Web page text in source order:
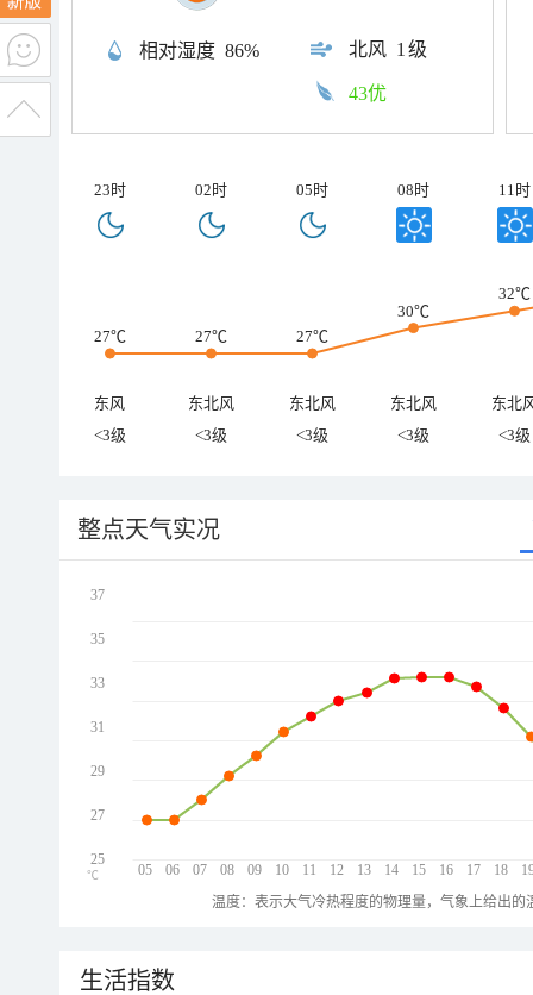
相对湿度 86% 北风 1级
43优
23时 02时 05时 08时 11时
27℃ 27℃ 27℃
30℃
32℃
东风 东北风 东北风 东北风
东北
<3级
<3级 <3级 <3级 <3级
整点天气实况
05 06 07 08 09 10 11 12 13 14 15 16 17 18
37
35
33
31
29
27
25
℃
温度：表示大气冷热程度的物理量，气象上给出
生活指数